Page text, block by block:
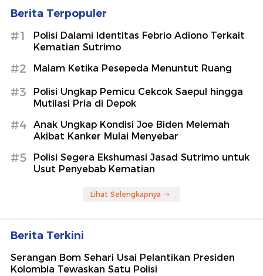
Berita Terpopuler
#1
Polisi Dalami Identitas Febrio Adiono Terkait
Kematian Sutrimo
#2 Malam Ketika Pesepeda Menuntut Ruang
#3
Polisi Ungkap Pemicu Cekcok Saepul hingga
Mutilasi Pria di Depok
#4
Anak Ungkap Kondisi Joe Biden Melemah
Akibat Kanker Mulai Menyebar
#5
Polisi Segera Ekshumasi Jasad Sutrimo untuk
Usut Penyebab Kematian
Lihat Selengkapnya
Berita Terkini
Serangan Bom Sehari Usai Pelantikan Presiden
Kolombia Tewaskan Satu Polisi